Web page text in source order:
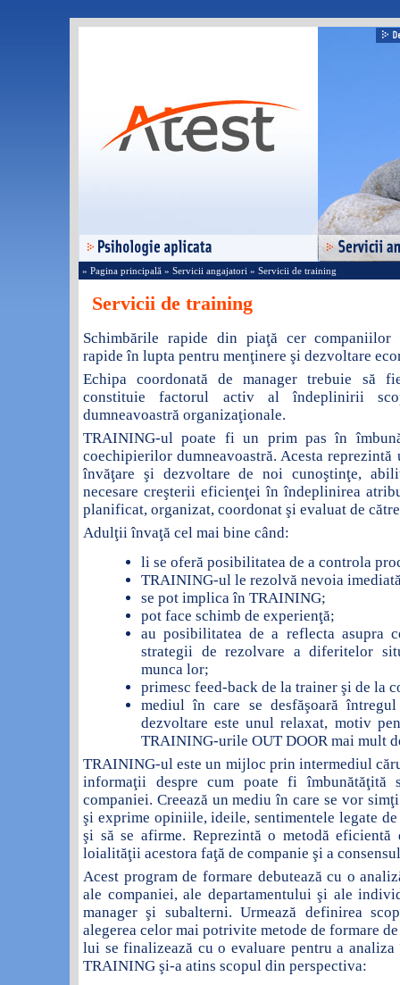
» Pagina principală » Servicii angajatori » Servicii de training
Servicii de training
Schimbările rapide din piaţă cer companiilor
rapide în lupta pentru menţinere şi dezvoltare
Echipa coordonată de manager trebuie să
constituie factorul activ al îndeplinirii
dumneavoastră organizaţionale.
TRAINING-ul poate fi un prim pas în
coechipierilor dumneavoastră. Acesta reprezintă
învăţare şi dezvoltare de noi cunoştinţe,
necesare creşterii eficienţei în îndeplinirea
planificat, organizat, coordonat şi evaluat de
Adulţii învaţă cel mai bine când:
li se oferă posibilitatea de a controla
TRAINING-ul le rezolvă nevoia
se pot implica în TRAINING;
pot face schimb de experienţă;
au posibilitatea de a reflecta asupra
strategii de rezolvare a diferitelor
munca lor;
primesc feed-back de la trainer şi de la
mediul în care se desfăşoară
dezvoltare este unul relaxat, motiv
TRAINING-urile OUT DOOR mai mult
TRAINING-ul este un mijloc prin intermediul
informaţii despre cum poate fi îmbunătăţită
companiei. Creează un mediu în care se vor
şi exprime opiniile, ideile, sentimentele legate
şi să se afirme. Reprezintă o metodă eficientă
loialităţii acestora faţă de companie şi a
Acest program de formare debutează cu o
ale companiei, ale departamentului şi ale
manager şi subalterni. Urmează definirea
alegerea celor mai potrivite metode de formare
lui se finalizează cu o evaluare pentru a
TRAINING şi-a atins scopul din perspectiva: